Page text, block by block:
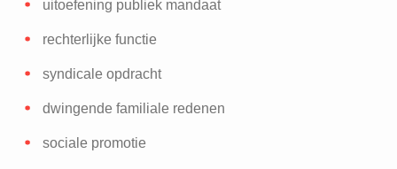
uitoefening publiek mandaat
rechterlijke functie
syndicale opdracht
dwingende familiale redenen
sociale promotie